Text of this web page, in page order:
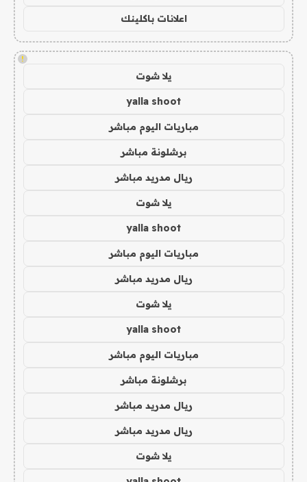
اعلانات باكلينك
!
يلا شوت
yalla shoot
مباريات اليوم مباشر
برشلونة مباشر
ريال مدريد مباشر
يلا شوت
yalla shoot
مباريات اليوم مباشر
ريال مدريد مباشر
يلا شوت
yalla shoot
مباريات اليوم مباشر
برشلونة مباشر
ريال مدريد مباشر
ريال مدريد مباشر
يلا شوت